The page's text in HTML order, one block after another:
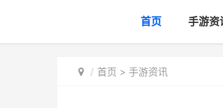
首页 手游资
首页 > 手游资讯